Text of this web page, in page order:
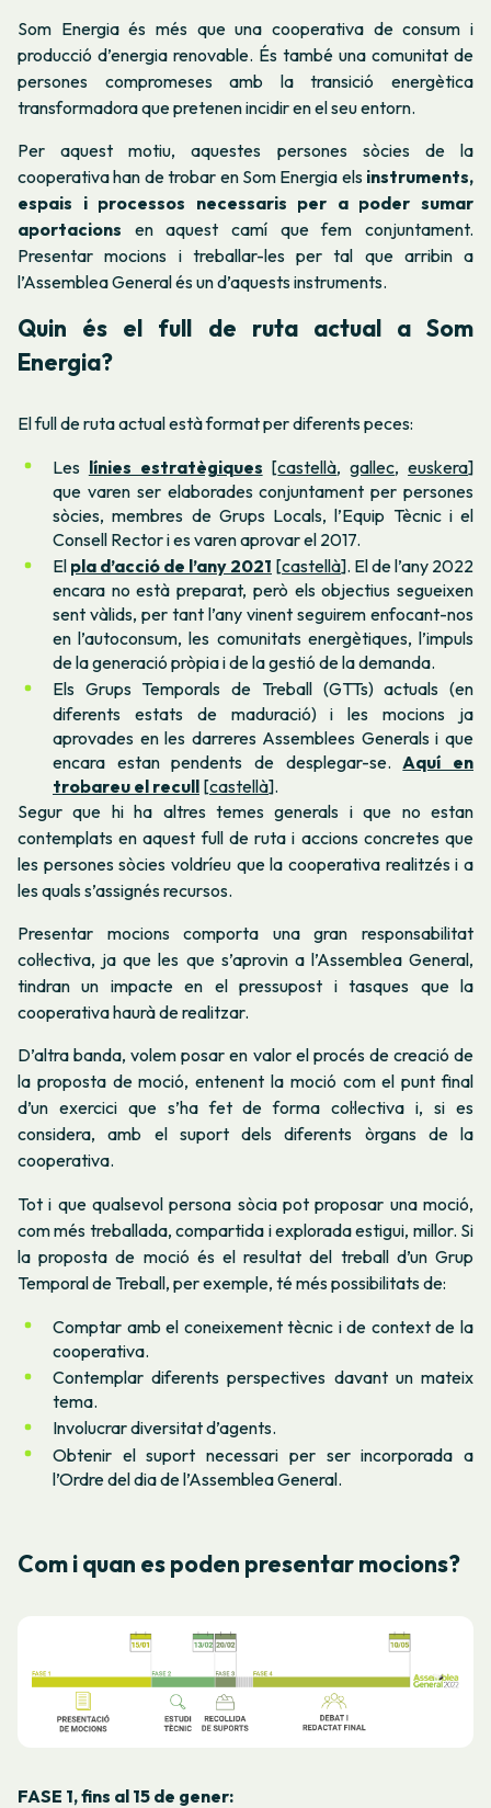
Som Energia és més que una cooperativa de consum i
producció d’energia renovable. És també una comunitat de
persones compromeses amb la transició energètica
transformadora que pretenen incidir en el seu entorn.
Per aquest motiu, aquestes persones sòcies de la
cooperativa han de trobar en Som Energia elsinstruments,
espais i processos necessaris per a poder sumar
aportacions en aquest camí que fem conjuntament.
Presentar mocions i treballar-les per tal que arribin a
l’Assemblea General és un d’aquests instruments.
Quin és el full de ruta actual a Som
Energia?
El full de ruta actual està format per diferents peces:
Les línies estratègiques [castellà,gallec,euskera]
que varen ser elaborades conjuntament per persones
sòcies, membres de Grups Locals, l’Equip Tècnic i el
Consell Rector i es varen aprovar el 2017.
El pla d’acció de l’any 2021 [castellà]. El de l’any 2022
encara no està preparat, però els objectius segueixen
sent vàlids, per tant l’any vinent seguirem enfocant-nos
en l’autoconsum, les comunitats energètiques, l’impuls
de la generació pròpia i de la gestió de la demanda.
Els Grups Temporals de Treball (GTTs) actuals (en
diferents estats de maduració) i les mocions ja
aprovades en les darreres Assemblees Generals i que
encara estan pendents de desplegar-se. Aquí en
trobareu el recull [castellà].
Segur que hi ha altres temes generals i que no estan
contemplats en aquest full de ruta i accions concretes que
les persones sòcies voldríeu que la cooperativa realitzés i a
les quals s’assignés recursos.
Presentar mocions comporta una gran responsabilitat
col·lectiva, ja que les que s’aprovin a l’Assemblea General,
tindran un impacte en el pressupost i tasques que la
cooperativa haurà de realitzar.
D’altra banda, volem posar en valor el procés de creació de
la proposta de moció, entenent la moció com el punt final
d’un exercici que s’ha fet de forma col·lectiva i, si es
considera, amb el suport dels diferents òrgans de la
cooperativa.
Tot i que qualsevol persona sòcia pot proposar una moció,
com més treballada, compartida i explorada estigui, millor. Si
la proposta de moció és el resultat del treball d’un Grup
Temporal de Treball, per exemple, té més possibilitats de:
Comptar amb el coneixement tècnic i de context de la
cooperativa.
Contemplar diferents perspectives davant un mateix
tema.
Involucrar diversitat d’agents.
Obtenir el suport necessari per ser incorporada a
l’Ordre del dia de l’Assemblea General.
Com i quan es poden presentar mocions?
FASE 1, fins al 15 de gener: